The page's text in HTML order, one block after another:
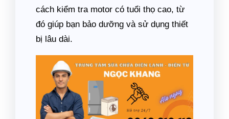
cách kiểm tra motor có tuổi thọ cao, từ
đó giúp bạn bảo dưỡng và sử dụng thiết
bị lâu dài.